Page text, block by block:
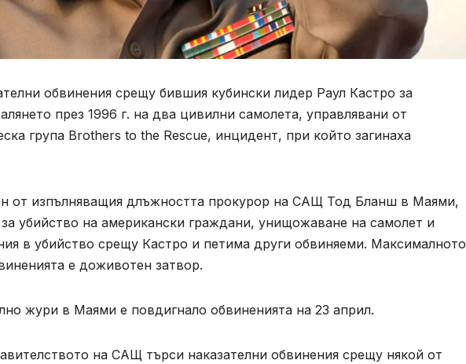
обвинения срещу бившия кубински лидер Раул Кастро за
през 1996 г. на два цивилни самолета, управлявани от
група Brothers to the Rescue, инцидент, при който загинаха
от изпълняващия длъжността прокурор на САЩ Тод Бланш в Маями,
убийство на американски граждани, унищожаване на самолет и
в убийство срещу Кастро и петима други обвиняеми. Максималното
е доживотен затвор.
жури в Маями е повдигнало обвиненията на 23 април.
на САЩ търси наказателни обвинения срещу някой от